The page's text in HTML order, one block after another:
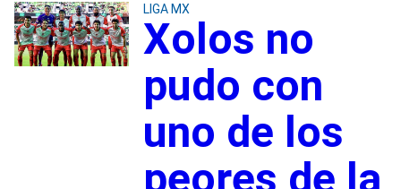
LIGA MX
Xolos no
pudo con
uno de los
peores de la